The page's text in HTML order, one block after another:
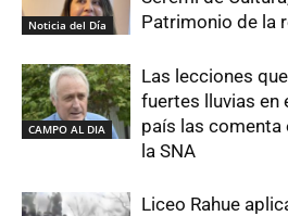
Noticia del Día
Patrimonio de la
CAMPO AL DIA
Las lecciones
fuertes lluvias en
país las comenta
la SNA
Liceo Rahue